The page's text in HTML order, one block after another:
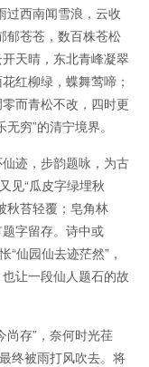
过西南闻雪浪，云收
郁苍苍，数百株苍松
天晴，东北青峰凝翠
红柳绿，蝶舞莺啼；
而青松不改，四时更
穷”的清宁境界。
迹，步韵题咏，为古
见“瓜皮字绿埋秋
秋苔轻覆；皂角林
字留存。诗中或
“仙园仙去迹茫然”，
让一段仙人题石的故
尚存”，奈何时光荏
终被雨打风吹去。将